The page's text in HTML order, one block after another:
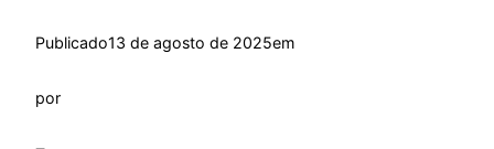
Publicado13 de agosto de 2025em
por